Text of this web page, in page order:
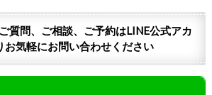
質問、ご相談、ご予約はLINE公式アカ
お気軽にお問い合わせください